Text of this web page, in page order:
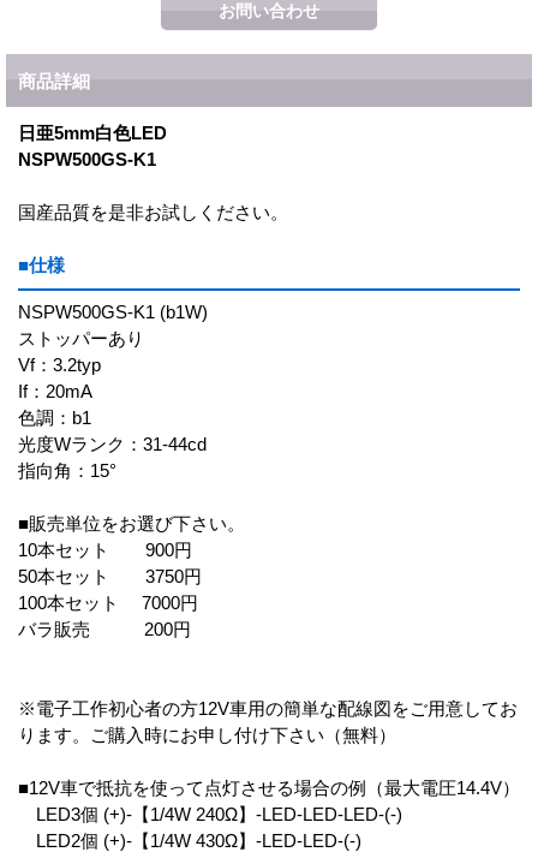
商品詳細
日亜5mm白色LED
NSPW500GS-K1
国産品質を是非お試しください。
■仕様
NSPW500GS-K1 (b1W)
ストッパーあり
Vf：3.2typ
If：20mA
色調：b1
光度Wランク：31-44cd
指向角：15°
■販売単位をお選び下さい。
10本セット 900円
50本セット 3750円
100本セット 7000円
バラ販売 200円
※電子工作初心者の方12V車用の簡単な配線図をご用意してお
ります。ご購入時にお申し付け下さい（無料）
■12V車で抵抗を使って点灯させる場合の例（最大電圧14.4V）
LED3個 (+)-【1/4W 240Ω】-LED-LED-LED-(-)
LED2個 (+)-【1/4W 430Ω】-LED-LED-(-)